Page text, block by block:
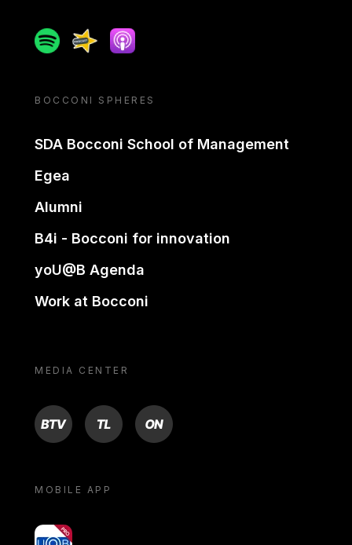
SpotifySpreakerApple podcast
BOCCONI SPHERES
SDA Bocconi School of Management
Egea
Alumni
B4i - Bocconi for innovation
yoU@B Agenda
Work at Bocconi
MEDIA CENTER
BTV TL ON
MOBILE APP
yoU@B